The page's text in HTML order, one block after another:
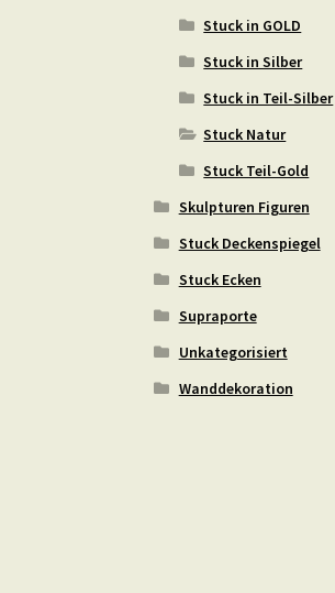
Stuck in GOLD
Stuck in Silber
Stuck in Teil-Silber
Stuck Natur
Stuck Teil-Gold
Skulpturen Figuren
Stuck Deckenspiegel
Stuck Ecken
Supraporte
Unkategorisiert
Wanddekoration